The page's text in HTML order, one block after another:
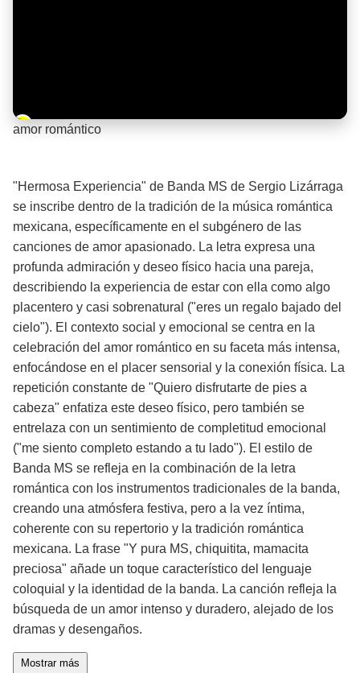
Barra de progreso de la reproducción
amor romántico
"Hermosa Experiencia" de Banda MS de Sergio Lizárraga
se inscribe dentro de la tradición de la música romántica
mexicana, específicamente en el subgénero de las
canciones de amor apasionado. La letra expresa una
profunda admiración y deseo físico hacia una pareja,
describiendo la experiencia de estar con ella como algo
placentero y casi sobrenatural ("eres un regalo bajado del
cielo"). El contexto social y emocional se centra en la
celebración del amor romántico en su faceta más intensa,
enfocándose en el placer sensorial y la conexión física. La
repetición constante de "Quiero disfrutarte de pies a
cabeza" enfatiza este deseo físico, pero también se
entrelaza con un sentimiento de completitud emocional
("me siento completo estando a tu lado"). El estilo de
Banda MS se refleja en la combinación de la letra
romántica con los instrumentos tradicionales de la banda,
creando una atmósfera festiva, pero a la vez íntima,
coherente con su repertorio y la tradición romántica
mexicana. La frase "Y pura MS, chiquitita, mamacita
preciosa" añade un toque característico del lenguaje
coloquial y la identidad de la banda. La canción refleja la
búsqueda de un amor intenso y duradero, alejado de los
dramas y desengaños.